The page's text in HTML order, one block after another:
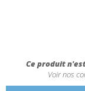
Ce produit
Voir nos